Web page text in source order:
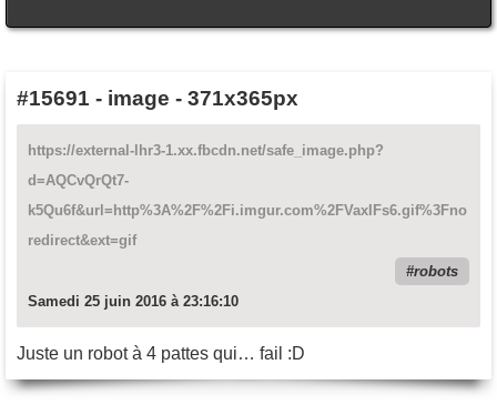
#15691 - image - 371x365px
https://external-lhr3-1.xx.fbcdn.net/safe_image.php?
d=AQCvQrQt7-
k5Qu6f&url=http%3A%2F%2Fi.imgur.com%2FVaxIFs6.gif%3Fno
redirect&ext=gif
robots
Samedi 25 juin 2016 à 23:16:10
Juste un robot à 4 pattes qui… fail :D